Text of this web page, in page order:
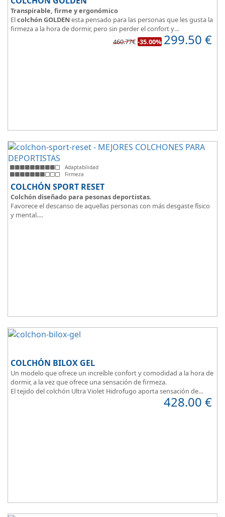
Transpirable, firme y ergonómico
Elcolchón GOLDENesta pensado para las personas que les gusta la
firmeza a la hora de dormir, pero sin perder el confort y
adaptabilidad que nos ofrece la viscoelástica.
Su excelente diseño, suave tejido e independencia de lechos,
460.77€ -35.00% 299.50 €
Adaptabilidad
Firmeza
COLCHÓN SPORT RESET
Colchón diseñado para pesonas deportistas.
Favorece el descanso de aquellas personas con más desgaste físico
y mental.
COLCHÓN BILOX GEL
Un modelo que ofrece un increíble confort y comodidad a la hora de
dormir, a la vez que ofrece una sensación de firmeza.
El tejido del colchón Ultra Violet Hidrofugo aporta sensación de
Sus capas de ViscoEnergy facilitan la relajación muscular y evita los
428.00 €